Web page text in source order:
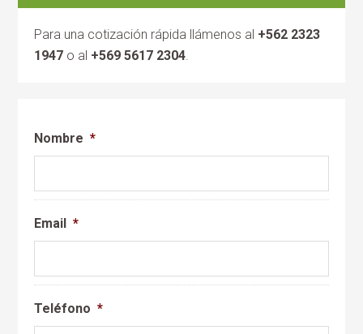
Para una cotización rápida llámenos al +562 2323
1947 o al +569 5617 2304.
Nombre *
Email *
Teléfono *